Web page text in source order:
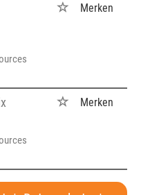
Merken
Merken